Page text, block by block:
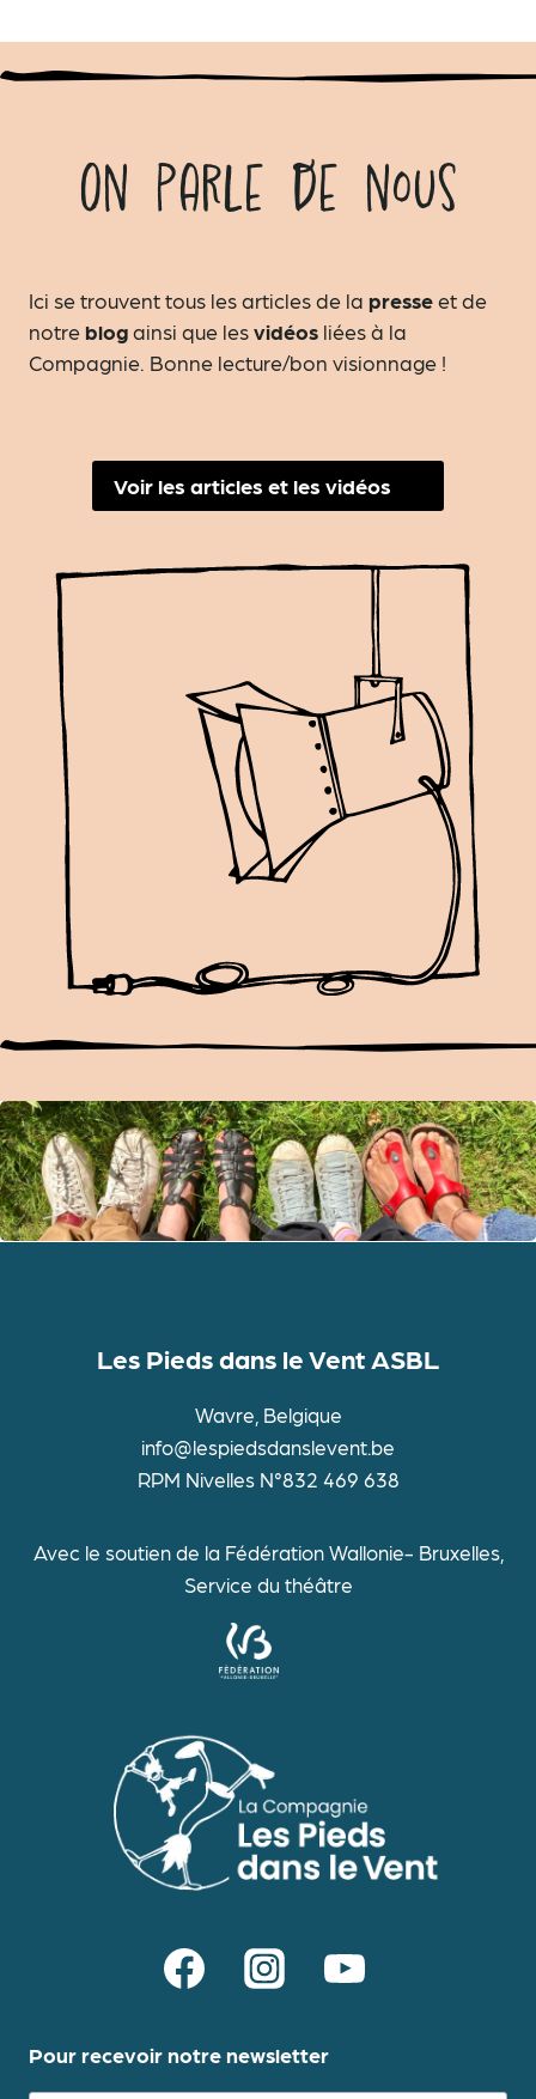
On parle de nous
Ici se trouvent tous les articles de la presseet de
notreblogainsi que lesvidéos liées à la
Compagnie. Bonne lecture/bon visionnage !
Voir les articles et les vidéos
Les Pieds dans le Vent ASBL
Wavre, Belgique
info@lespiedsdanslevent.be
RPM Nivelles N°832 469 638
Avec le soutien de la Fédération Wallonie- Bruxelles,
Service du théâtre
Pour recevoir notre newsletter